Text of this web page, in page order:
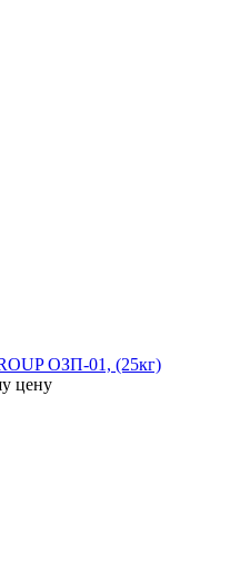
ОЗП-01, (25кг)
цену